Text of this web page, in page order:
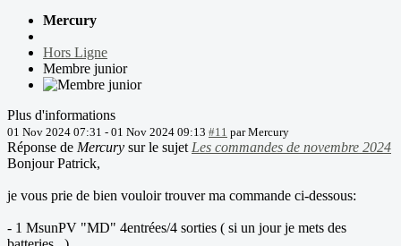
Mercury
Hors Ligne
Membre junior
Plus d'informations
01 Nov 2024 07:31 - 01 Nov 2024 09:13 #11 parMercury
Réponse de Mercury sur le sujet Les commandes de novembre 2024
Bonjour Patrick,
je vous prie de bien vouloir trouver ma commande ci-dessous:
- 1 MsunPV "MD" 4entrées/4 sorties ( si un jour je mets des